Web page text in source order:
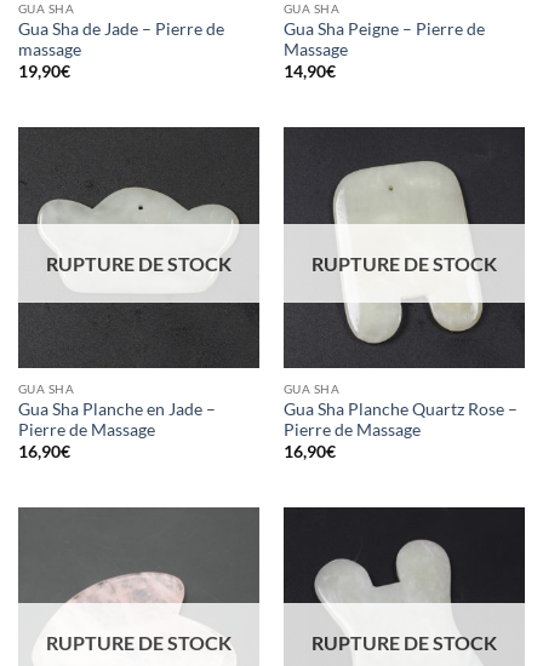
GUA SHA
Gua Sha de Jade – Pierre de
massage
19,90€
GUA SHA
Gua Sha Peigne – Pierre de
Massage
14,90€
RUPTURE DE STOCK
GUA SHA
Gua Sha Planche en Jade –
Pierre de Massage
16,90€
RUPTURE DE STOCK
GUA SHA
Gua Sha Planche Quartz Rose –
Pierre de Massage
16,90€
RUPTURE DE STOCK RUPTURE DE STOCK